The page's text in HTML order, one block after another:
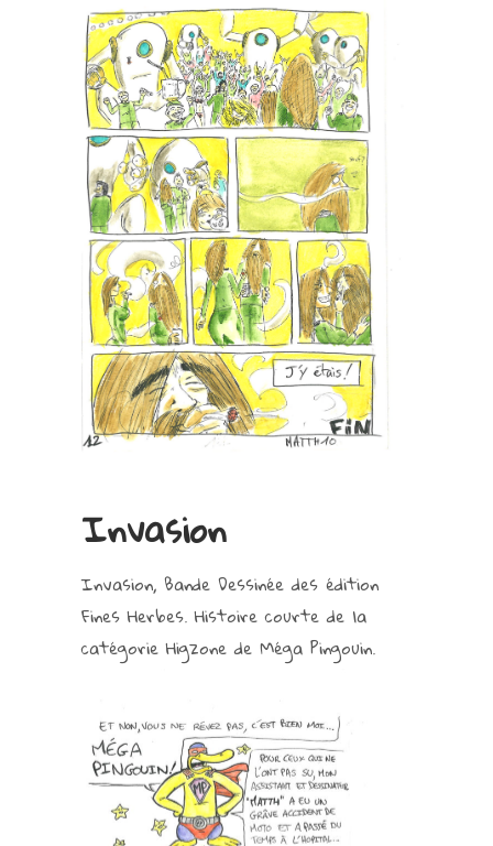
Invasion
Invasion, Bande Dessinée des édition
Fines Herbes. Histoire courte de la
catégorie Higzone de Méga Pingouin.